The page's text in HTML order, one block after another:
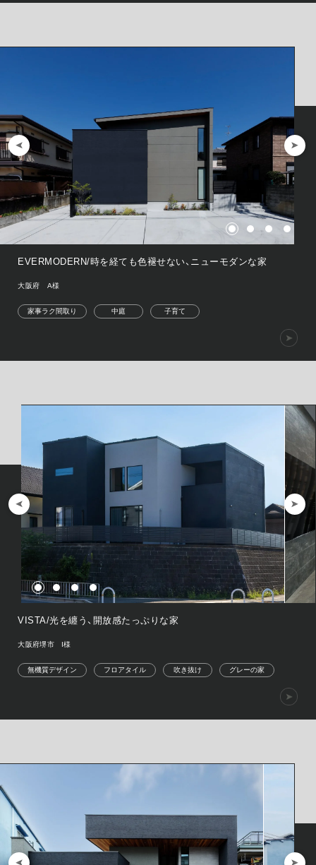
EVERMODERN/時を経ても色褪せない、ニューモダンな家
大阪府 A様
家事ラク間取り 中庭 子育て
VISTA/光を纏う、開放感たっぷりな家
大阪府堺市 I様
無機質デザイン フロアタイル 吹き抜け グレーの家